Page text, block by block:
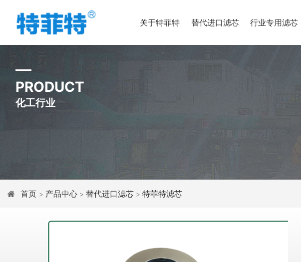
关于特菲特 替代进口滤芯 行业专用滤芯
PRODUCT
化工行业
首页 > 产品中心 > 替代进口滤芯 > 特菲特滤芯